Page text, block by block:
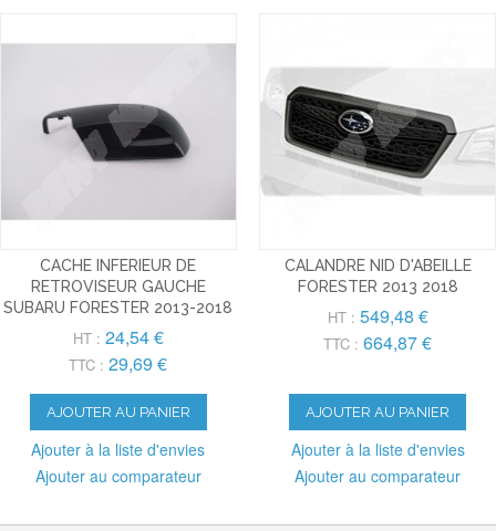
CACHE INFERIEUR DE
RETROVISEUR GAUCHE
SUBARU FORESTER 2013-2018
HT : 24,54 €
TTC : 29,69 €
AJOUTER AU PANIER
Ajouter à la liste d'envies
Ajouter au comparateur
CALANDRE NID D'ABEILLE
FORESTER 2013 2018
HT : 549,48 €
TTC : 664,87 €
AJOUTER AU PANIER
Ajouter à la liste d'envies
Ajouter au comparateur